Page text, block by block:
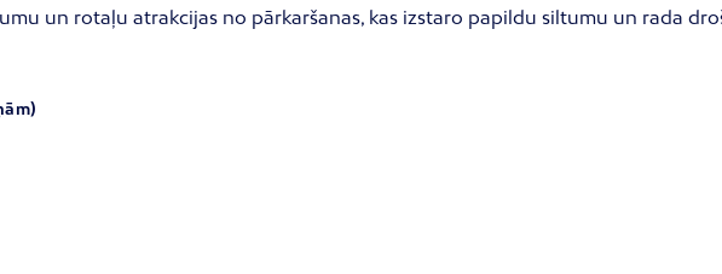
un rotaļu atrakcijas no pārkaršanas, kas izstaro papildu siltumu un rada